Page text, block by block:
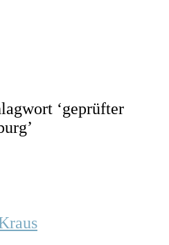
‘geprüfter
’